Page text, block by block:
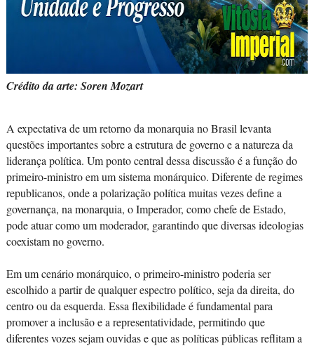
Crédito da arte: Soren Mozart
A expectativa de um retorno da monarquia no Brasil levanta
questões importantes sobre a estrutura de governo e a natureza da
liderança política. Um ponto central dessa discussão é a função do
primeiro-ministro em um sistema monárquico. Diferente de regimes
republicanos, onde a polarização política muitas vezes define a
governança, na monarquia, o Imperador, como chefe de Estado,
pode atuar como um moderador, garantindo que diversas ideologias
coexistam no governo.
Em um cenário monárquico, o primeiro-ministro poderia ser
escolhido a partir de qualquer espectro político, seja da direita, do
centro ou da esquerda. Essa flexibilidade é fundamental para
promover a inclusão e a representatividade, permitindo que
diferentes vozes sejam ouvidas e que as políticas públicas reflitam a